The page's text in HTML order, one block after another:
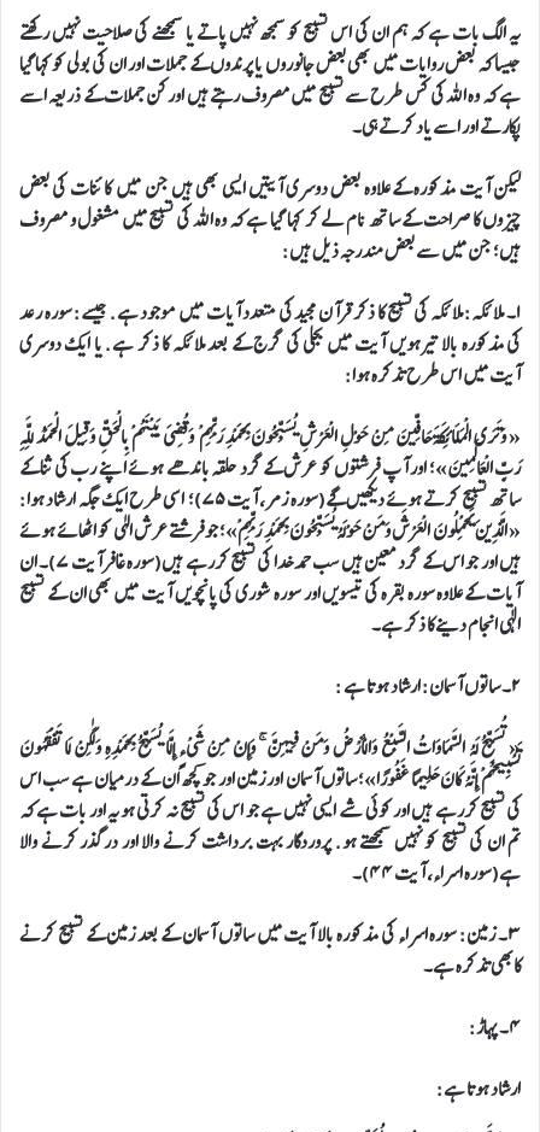
یہ الگ بات ہے کہ ہم ان کی اس تسبیح کو سمجھ نہیں پاتے یا سمجھنے کی صلاحیت نہیں رکھتے
جیسا کہ بعض روایات میں بھی بعض جانوروں یا پرندوں کے جملات اور ان کی بولی کو کہا گیا
ہے کہ وہ اللہ کی کس طرح سے تسبیح میں مصروف رہتے ہیں اور کن جملات کے ذریعہ اسے
پکارتے اور اسے یاد کرتے ہی۔
لیکن آیت مذکورہ کے علاوہ بعض دوسری آیتیں ایسی بھی ہیں جن میں کائنات کی بعض
چیزوں کا صراحت کے ساتھ نام لے کر کہا گیا ہے کہ وہ اللہ کی تسبیح میں مشغول و مصروف
ہیں؛ جن میں سے بعض مندرجہ ذیل ہیں:
۱۔ ملائکہ: ملائکہ کی تسبیح کا ذکر قرآن مجید کی متعدد آیات میں موجود ہے. جیسے: سورہ رعد
کی مذکورہ بالا تیرہویں آیت میں بجلی کی گرج کے بعد ملائکہ کا ذکر ہے. یا ایک دوسری
آیت میں اس طرح تذکرہ ہوا:
« وَتَرَى الْمَلَائِكَةَ حَافِّينَ مِنْ حَوْلِ الْعَرْشِ يُسَبِّحُونَ بِحَمْدِ رَبِّهِمْ وَقُضِيَ بَيْنَهُمْ بِالْحَقِّ وَقِيلَ الْحَمْدُ لِلَّهِ
رَبِّ الْعَالَمِينَ»؛ اور آپ فرشتوں کو عرش کے گرد حلقہ باندھے ہوئے اپنے رب کی ثنا کے
ساتھ تسبیح کرتے ہوئے دیکھیں گے(سورہ زمر، آیت ۷۵)؛ اسی طرح ایک جگہ ارشاد ہوا:
« الَّذِينَ يَحْمِلُونَ الْعَرْشَ وَمَنْ حَوْلَهُ يُسَبِّحُونَ بِحَمْدِ رَبِّهِمْ»؛ جو فرشتے عرش الہٰی کو اٹھائے ہوئے
ہیں اور جو اس کے گرد معین ہیں سب حمد خدا کی تسبیح کررہے ہیں(سورہ غافر آیت ۷)۔ ان
آیات کے علاوہ سورہ بقرہ کی تیسویں اور سورہ شوری کی پانچویں آیت میں بھی ان کے تسبیح
الٰہی انجام دینے کا ذکر ہے۔
۲۔ ساتوں آسمان: ارشاد ہوتا ہے :
« تُسَبِّحُ لَهُ السَّمَاوَاتُ السَّبْعُ وَالْأَرْضُ وَمَنْ فِيهِنَّ ۚ وَإِنْ مِنْ شَيْءٍ إِلَّا يُسَبِّحُ بِحَمْدِهِ وَلَٰكِنْ لَا تَفْقَهُونَ
تَسْبِيحَهُمْ إِنَّهُ كَانَ حَلِيمًا غَفُورًا»؛ ساتوں آسمان اور زمین اور جو کچھ ان کے درمیان ہے سب اس
کی تسبیح کررہے ہیں اور کوئی شے ایسی نہیں ہے جو اس کی تسبیح نہ کرتی ہو یہ اور بات ہے کہ
تم ان کی تسبیح کو نہیں سمجھتے ہو. پروردگار بہت برداشت کرنے والا اور درگذر کرنے والا
ہے(سورہ اسراء، آیت ۴۴)۔
۳۔ زمین: سورہ اسراء کی مذکورہ بالا آیت میں ساتوں آسمان کے بعد زمین کے تسبیح کرنے
کابھی تذکرہ ہے۔
۴۔ پہاڑ:
ارشاد ہوتا ہے: